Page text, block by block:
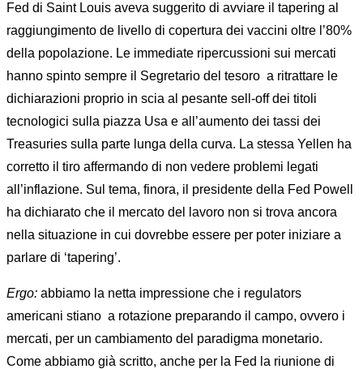
Fed di Saint Louis aveva suggerito di avviare il tapering al
raggiungimento de livello di copertura dei vaccini oltre l’80%
della popolazione. Le immediate ripercussioni sui mercati
hanno spinto sempre il Segretario del tesoro a ritrattare le
dichiarazioni proprio in scia al pesante sell-off dei titoli
tecnologici sulla piazza Usa e all’aumento dei tassi dei
Treasuries sulla parte lunga della curva. La stessa Yellen ha
corretto il tiro affermando di non vedere problemi legati
all’inflazione. Sul tema, finora, il presidente della Fed Powell
ha dichiarato che il mercato del lavoro non si trova ancora
nella situazione in cui dovrebbe essere per poter iniziare a
parlare di ‘tapering’.
Ergo: abbiamo la netta impressione che i regulators
americani stiano a rotazione preparando il campo, ovvero i
mercati, per un cambiamento del paradigma monetario.
Come abbiamo già scritto, anche per la Fed la riunione di